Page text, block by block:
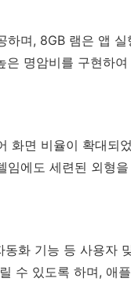
며, 8GB 램은 앱
명암비를 구현하
화면 비율이 확대되
임에도 세련된 외형
화 기능 등 사용자
수 있도록 하며, 애